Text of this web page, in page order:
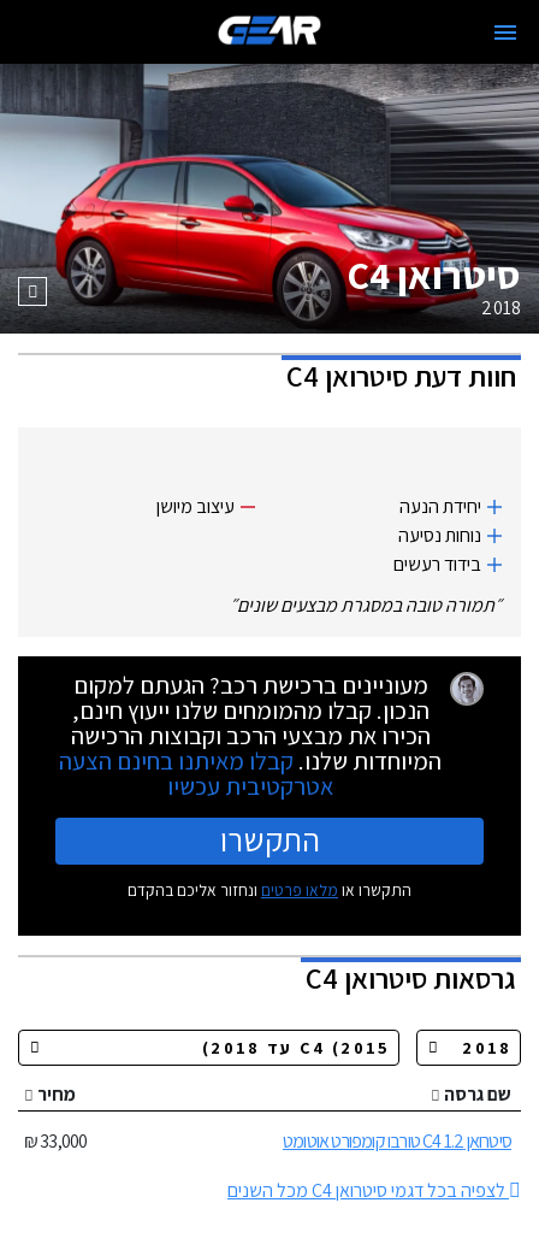
סיטרואן C4
2018
חוות דעתסיטרואן C4
יחידת הנעה
נוחות נסיעה
בידוד רעשים
עיצוב מיושן
״תמורה טובה במסגרת מבצעים שונים״
מעוניינים ברכישת רכב? הגעתם למקום
הנכון. קבלו מהמומחים שלנו ייעוץ חינם,
הכירו את מבצעי הרכב וקבוצות הרכישה
המיוחדות שלנו. קבלו מאיתנו בחינם הצעה
אטרקטיבית עכשיו
התקשרו
התקשרו או מלאו פרטים ונחזור אליכם בהקדם
גרסאותסיטרואן C4
שם גרסה
מחיר
סיטרואן C4 1.2 טורבו קומפורט אוטומט
33,000 ₪
לצפיה בכל דגמי סיטרואן C4 מכל השנים